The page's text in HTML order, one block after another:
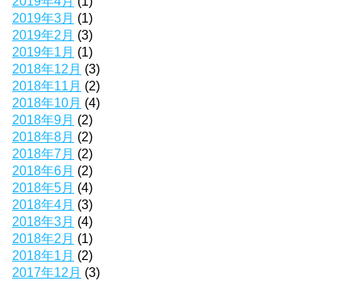
2019年3月 (1)
2019年2月 (3)
2019年1月 (1)
2018年12月 (3)
2018年11月 (2)
2018年10月 (4)
2018年9月 (2)
2018年8月 (2)
2018年7月 (2)
2018年6月 (2)
2018年5月 (4)
2018年4月 (3)
2018年3月 (4)
2018年2月 (1)
2018年1月 (2)
2017年12月 (3)